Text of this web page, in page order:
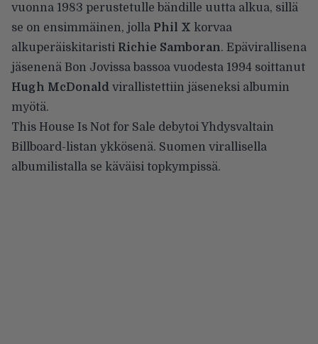
vuonna 1983 perustetulle bändille uutta alkua, sillä
se on ensimmäinen, jolla Phil X korvaa
alkuperäiskitaristi Richie Samboran. Epävirallisena
jäsenenä Bon Jovissa bassoa vuodesta 1994 soittanut
Hugh McDonald virallistettiin jäseneksi albumin
myötä.
This House Is Not for Sale debytoi Yhdysvaltain
Billboard-listan ykkösenä. Suomen virallisella
albumilistalla se käväisi topkympissä.